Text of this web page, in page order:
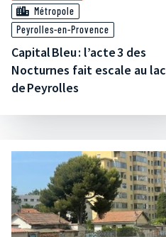
Métropole
Peyrolles-en-Provence
Capital Bleu : l’acte 3 des
Nocturnes fait escale au lac
de Peyrolles